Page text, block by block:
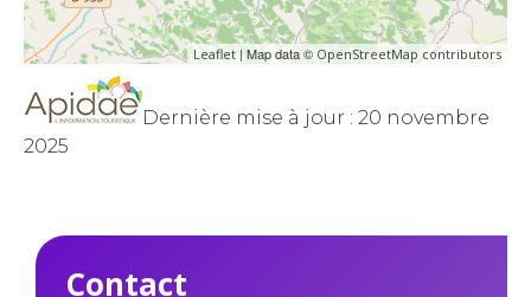
Leaflet | Map data © OpenStreetMap contributors
Dernière mise à jour : 20 novembre
2025
Contact